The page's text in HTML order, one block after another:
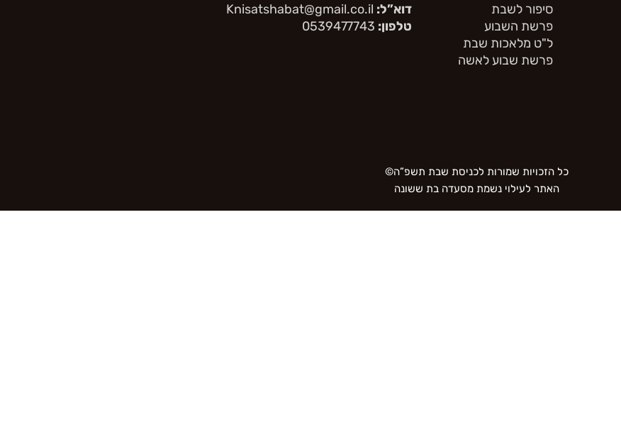
דוא”ל: Knisatshabat@gmail.co.il
טלפון: 0539477743
סיפור לשבת
פרשת השבוע
ל"ט מלאכות שבת
פרשת שבוע לאשה
כל הזכויות שמורות לכניסת שבת תשפ”ה©
האתר לעילוי נשמת מסעדה בת ששונה